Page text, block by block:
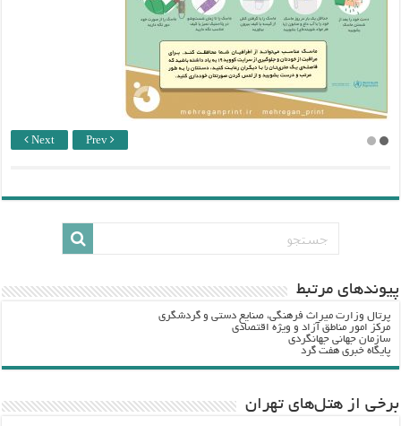
Next Prev
پيوندهاي مرتبط
پرتال وزارت ميراث فرهنگي، صنایع دستی و گردشگري
مرکز امور مناطق آزاد و ویژه اقتصادی
سازمان جهانی جهانگردی
پایگاه خبری هفت گرد
برخی از هتل‌های تهران